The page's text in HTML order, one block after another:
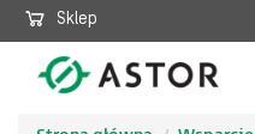
Sklep